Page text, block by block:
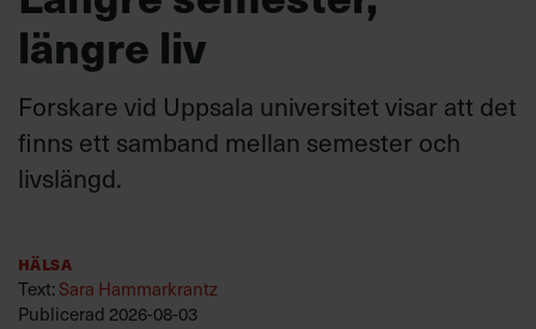
längre liv
Forskare vid Uppsala universitet visar att det
finns ett samband mellan semester och
livslängd.
Hälsa
Text:Sara Hammarkrantz
Publicerad 2026-08-03